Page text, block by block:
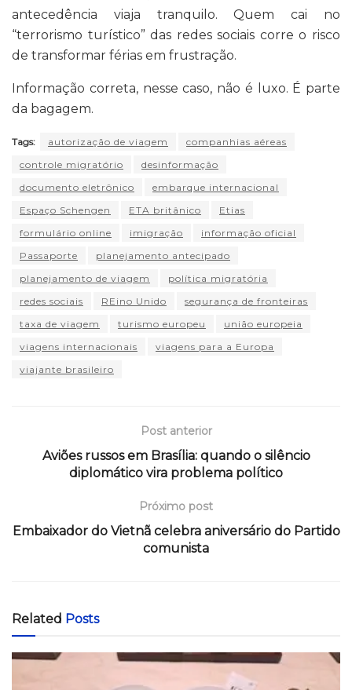
antecedência viaja tranquilo. Quem cai no
“terrorismo turístico” das redes sociais corre o risco
de transformar férias em frustração.
Informação correta, nesse caso, não é luxo. É parte
da bagagem.
Tags: autorização de viagem
companhias aéreas
controle migratório
desinformação
documento eletrônico
embarque internacional
Espaço Schengen
ETA britânico
Etias
formulário online
imigração
informação oficial
Passaporte
planejamento antecipado
planejamento de viagem
política migratória
redes sociais
REino Unido
segurança de fronteiras
taxa de viagem
turismo europeu
união europeia
viagens internacionais
viagens para a Europa
viajante brasileiro
Post anterior
Aviões russos em Brasília: quando o silêncio
diplomático vira problema político
Próximo post
Embaixador do Vietnã celebra aniversário do Partido
comunista
Related Posts